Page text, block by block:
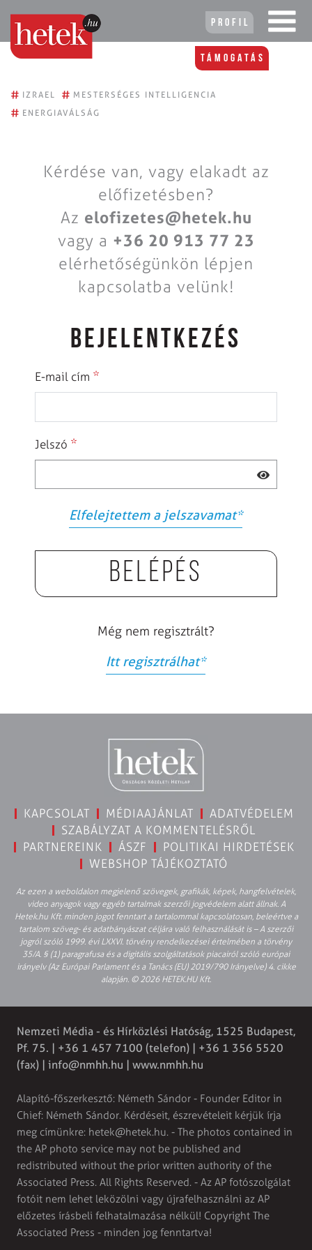
Profil
Támogatás
# IZRAEL # MESTERSÉGES INTELLIGENCIA
# ENERGIAVÁLSÁG
Kérdése van, vagy elakadt az
előfizetésben?
Az elofizetes@hetek.hu
vagy a +36 20 913 77 23
elérhetőségünkön lépjen
kapcsolatba velünk!
BEJELENTKEZÉS
E-mail cím *
Jelszó *
Elfelejtettem a jelszavamat*
Belépés
Még nem regisztrált?
Itt regisztrálhat*
KAPCSOLAT MÉDIAAJÁNLAT
ADATVÉDELEM
SZABÁLYZAT A KOMMENTELÉSRŐL
PARTNEREINK
ÁSZF
POLITIKAI HIRDETÉSEK
WEBSHOP TÁJÉKOZTATÓ
Az ezen a weboldalon megjelenő szövegek, grafikák, képek, hangfelvételek,
video anyagok vagy egyéb tartalmak szerzői jogvédelem alatt állnak. A
Hetek.hu Kft. minden jogot fenntart a tartalommal kapcsolatosan, beleértve a
tartalom szöveg- és adatbányászat céljára való felhasználását is – A szerzői
jogról szóló 1999. évi LXXVI. törvény rendelkezései értelmében a törvény
35/A. § (1) paragrafusa és a digitális szolgáltatások piacairól szóló európai
irányelv (Az Európai Parlament és a Tanács (EU) 2019/790 Irányelve) 4. cikke
alapján. © 2026 HETEK.HU Kft.
Nemzeti Média - és Hírközlési Hatóság, 1525 Budapest,
Pf. 75. | +36 1 457 7100 (telefon) | +36 1 356 5520
(fax) | info@nmhh.hu | www.nmhh.hu
Alapító-főszerkesztő: Németh Sándor - Founder Editor in
Chief: Németh Sándor. Kérdéseit, észrevételeit kérjük írja
meg címünkre: hetek@hetek.hu. - The photos contained in
the AP photo service may not be published and
redistributed without the prior written authority of the
Associated Press. All Rights Reserved. - Az AP fotószolgálat
fotóit nem lehet leközölni vagy újrafelhasználni az AP
előzetes írásbeli felhatalmazása nélkül! Copyright The
Associated Press - minden jog fenntartva!